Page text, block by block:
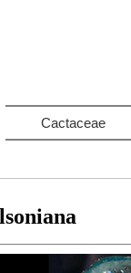
Cactaceae